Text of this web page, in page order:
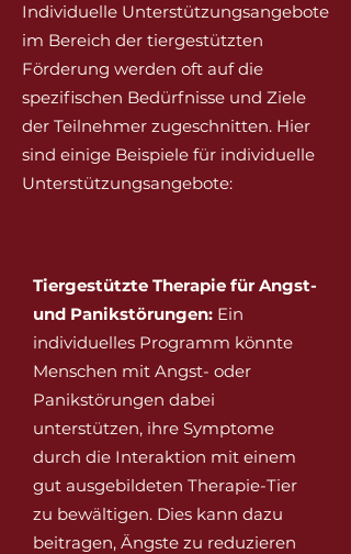
Individuelle Unterstützungsangebote
im Bereich der tiergestützten
Förderung werden oft auf die
spezifischen Bedürfnisse und Ziele
der Teilnehmer zugeschnitten. Hier
sind einige Beispiele für individuelle
Unterstützungsangebote:
Tiergestützte Therapie für Angst-
und Panikstörungen: Ein
individuelles Programm könnte
Menschen mit Angst- oder
Panikstörungen dabei
unterstützen, ihre Symptome
durch die Interaktion mit einem
gut ausgebildeten Therapie-Tier
zu bewältigen. Dies kann dazu
beitragen, Ängste zu reduzieren